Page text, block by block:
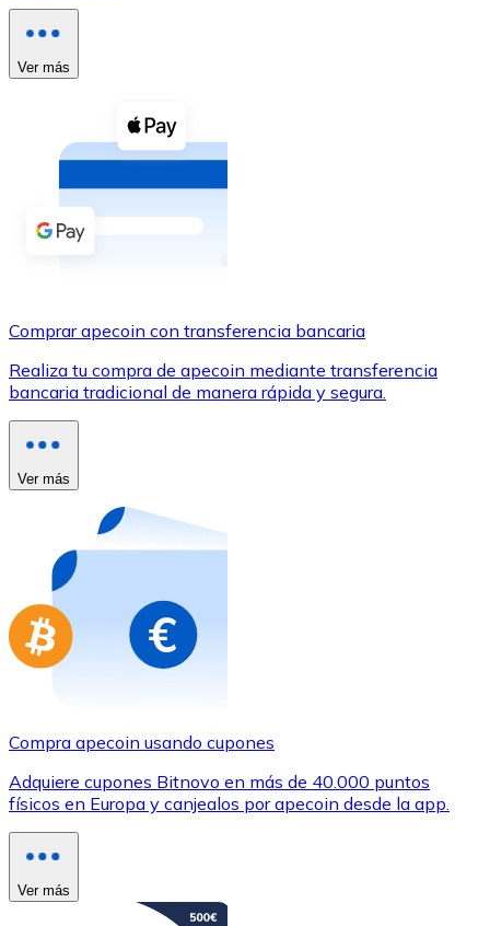
Efectivo
Comprar con efectivo
Transferencia SEPA
Añade fondos a tu cuenta Bitnovo o realiza compras
Utiliza tarjetas Visa y Mastercard para comprar
Comprar con tarjeta
Tienda - Tarjetas regalo
Compra tarjetas regalo de tus marcas favoritas con
Ir a la tienda de tarjetas regalo
Ver más
Comprar apecoin con transferencia bancaria
Realiza tu compra de apecoin mediante transferencia
bancaria tradicional de manera rápida y segura.
Ver más
Compra apecoin usando cupones
Adquiere cupones Bitnovo en más de 40.000 puntos
físicos en Europa y canjealos por apecoin desde la app.
Ver más